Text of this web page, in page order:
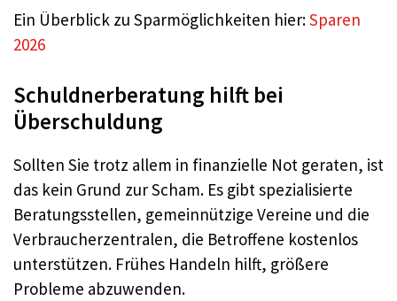
Ein Überblick zu Sparmöglichkeiten hier:Sparen
2026
Schuldnerberatung hilft bei
Überschuldung
Sollten Sie trotz allem in finanzielle Not geraten, ist
das kein Grund zur Scham. Es gibt spezialisierte
Beratungsstellen, gemeinnützige Vereine und die
Verbraucherzentralen, die Betroffene kostenlos
unterstützen. Frühes Handeln hilft, größere
Probleme abzuwenden.